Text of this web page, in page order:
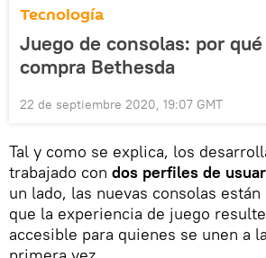
Tecnología
Juego de consolas: por
compra Bethesda
22 de septiembre 2020, 19:07 GMT
Tal y como se explica, los
trabajado con dos perfiles de
un lado, las nuevas consolas están
que la experiencia de juego
accesible para quienes se unen a